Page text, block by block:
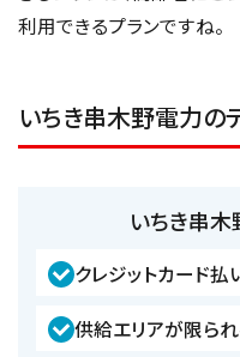
利用できるプランですね。
いちき串木野電力の
いちき串木
クレジットカード払
供給エリアが限ら